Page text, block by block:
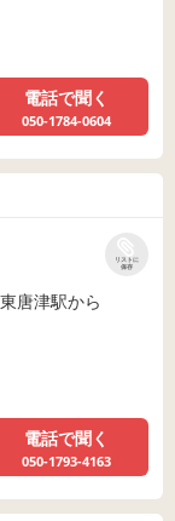
電話で聞く
050-1784-0604
リストに
保存
唐津駅から
電話で聞く
050-1793-4163